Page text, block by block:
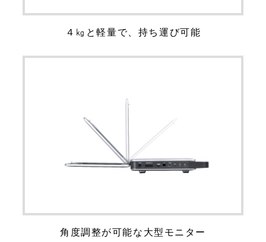
４㎏と軽量で、持ち運び可能
角度調整が可能な大型モニター